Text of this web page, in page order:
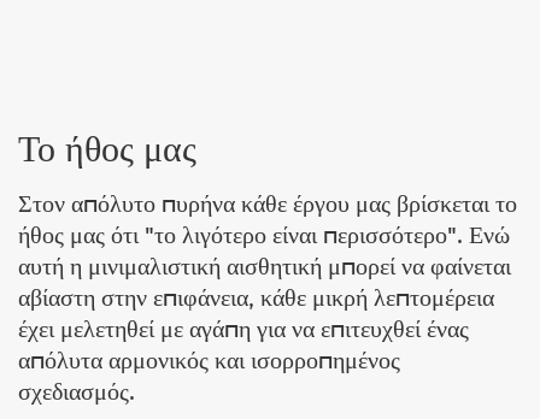
Το ήθος μας
Στον απόλυτο πυρήνα κάθε έργου μας βρίσκεται το
ήθος μας ότι "το λιγότερο είναι περισσότερο". Ενώ
αυτή η μινιμαλιστική αισθητική μπορεί να φαίνεται
αβίαστη στην επιφάνεια, κάθε μικρή λεπτομέρεια
έχει μελετηθεί με αγάπη για να επιτευχθεί ένας
απόλυτα αρμονικός και ισορροπημένος
σχεδιασμός.